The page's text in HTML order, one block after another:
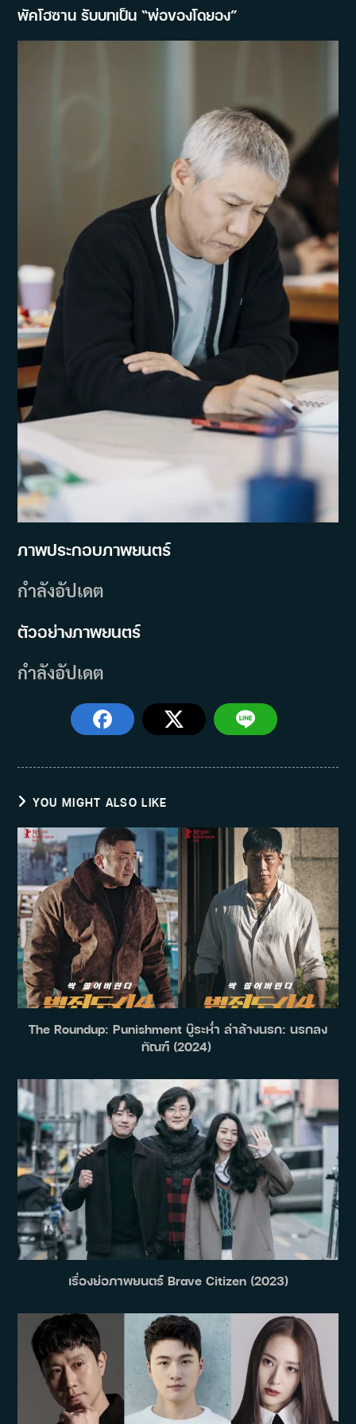
พัคโฮซาน รับบทเป็น “พ่อของโดยอง”
ภาพประกอบภาพยนตร์
กำลังอัปเดต
ตัวอย่างภาพยนตร์
กำลังอัปเดต
YOU MIGHT ALSO LIKE
The Roundup: Punishment บู๊ระห่ำ ล่าล้างนรก: นรกลง
ทัณฑ์ (2024)
เรื่องย่อภาพยนตร์ Brave Citizen (2023)